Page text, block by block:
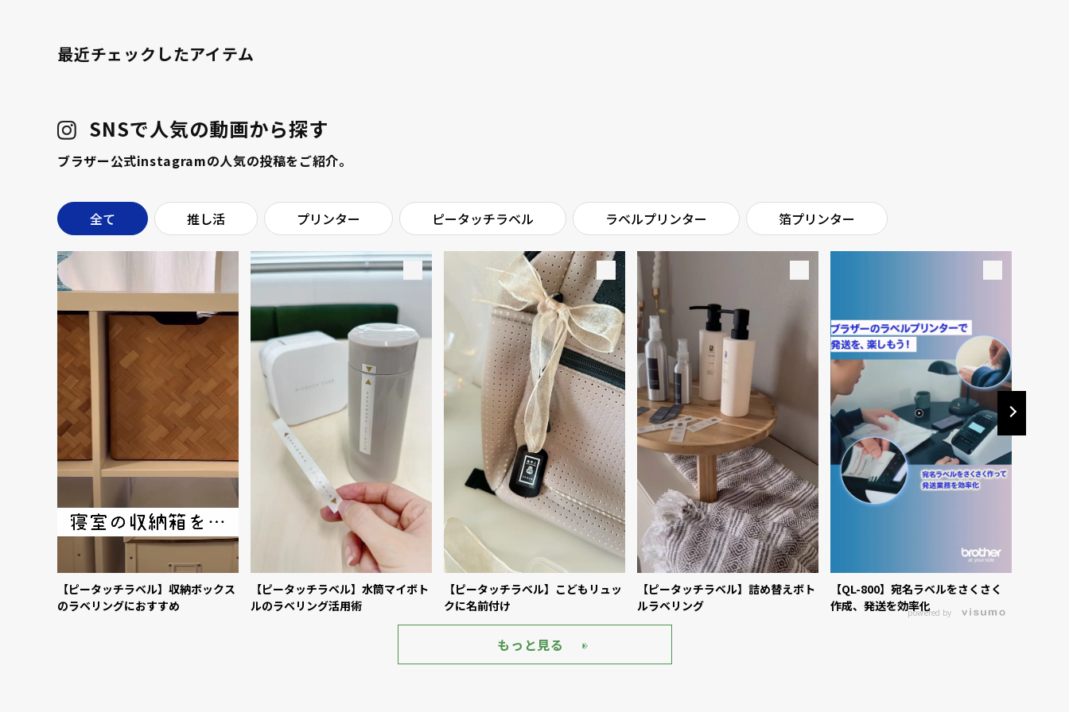
最近チェックしたアイテム
SNSで人気の動画から探す
ブラザー公式instagramの人気の投稿をご紹介。
全て 推し活 プリンター ピータッチラベル ラベルプリンター 箔プリンター
【ピータッチラベル】収納ボックス
のラベリングにおすすめ
【ピータッチラベル】水筒マイボト
ルのラベリング活用術
【ピータッチラベル】こどもリュッ
クに名前付け
【ピータッチラベル】詰め替えボト
ルラベリング
【QL-800】宛名ラベルをさくさく
作成、発送を効率化powered by
もっと見る